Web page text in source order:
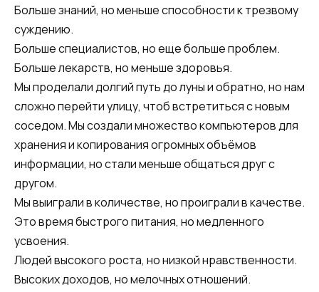
Больше знаний, но меньше способности к трезвому
суждению.
Больше специалистов, но еще больше проблем.
Больше лекарств, но меньше здоровья.
Мы проделали долгий путь до луны и обратно, но нам
сложно перейти улицу, чтоб встретиться с новым
соседом. Мы создали множество компьютеров для
хранения и копирования огромных объёмов
информации, но стали меньше общаться друг с
другом.
Мы выиграли в количестве, но проиграли в качестве.
Это время быстрого питания, но медленного
усвоения.
Людей высокого роста, но низкой нравственности.
Высоких доходов, но мелочных отношений.